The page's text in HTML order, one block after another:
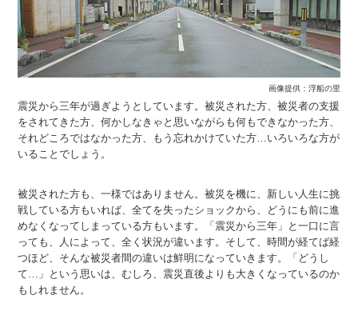
画像提供：浮船の里
震災から三年が過ぎようとしています。被災された方、被災者の支援
をされてきた方、何かしなきゃと思いながらも何もできなかった方、
それどころではなかった方、もう忘れかけていた方…いろいろな方が
いることでしょう。
被災された方も、一様ではありません。被災を機に、新しい人生に挑
戦している方もいれば、全てを失ったショックから、どうにも前に進
めなくなってしまっている方もいます。「震災から三年」と一口に言
っても、人によって、全く状況が違います。そして、時間が経てば経
つほど、そんな被災者間の違いは鮮明になっていきます。「どうし
て…」という思いは、むしろ、震災直後よりも大きくなっているのか
もしれません。